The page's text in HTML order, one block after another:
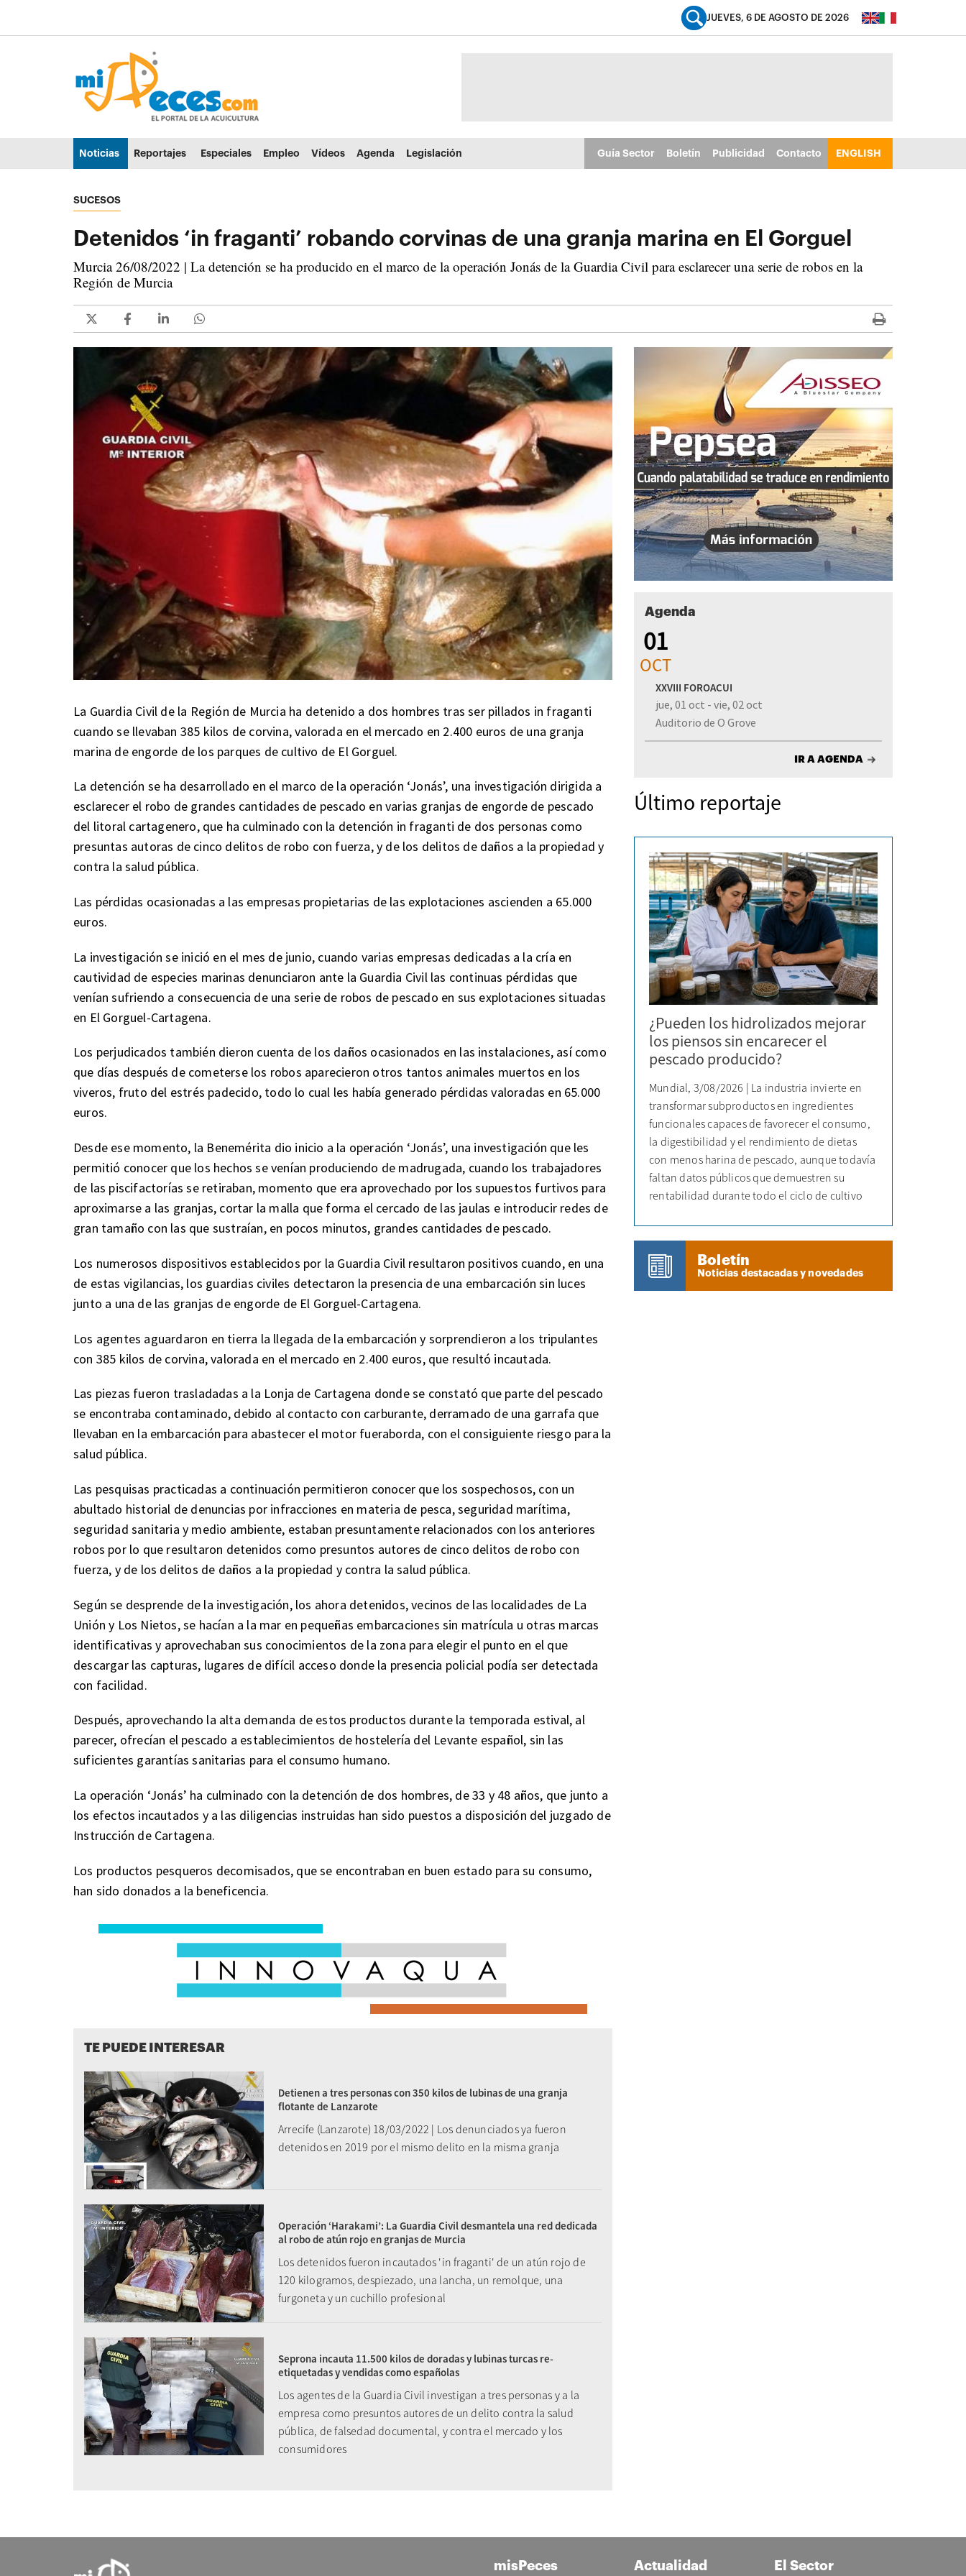
Ir al menú principal (alt + u)
JUEVES, 6 DE AGOSTO DE 2026
Noticias Reportajes Especiales Empleo Vídeos Agenda Legislación Guía Sector Boletín Publicidad Contacto ENGLISH
SUCESOS
Detenidos ‘in fraganti’ robando corvinas de una granja marina en El Gorguel
Murcia 26/08/2022 | La detención se ha producido en el marco de la operación Jonás de la Guardia Civil para esclarecer una serie de robos en la
Región de Murcia
La Guardia Civil de la Región de Murcia ha detenido a dos hombres tras ser pillados in fraganti
cuando se llevaban 385 kilos de corvina, valorada en el mercado en 2.400 euros de una granja
marina de engorde de los parques de cultivo de El Gorguel.
La detención se ha desarrollado en el marco de la operación ‘Jonás’, una investigación dirigida a
esclarecer el robo de grandes cantidades de pescado en varias granjas de engorde de pescado
del litoral cartagenero, que ha culminado con la detención in fraganti de dos personas como
presuntas autoras de cinco delitos de robo con fuerza, y de los delitos de daños a la propiedad y
contra la salud pública.
Las pérdidas ocasionadas a las empresas propietarias de las explotaciones ascienden a 65.000
euros.
La investigación se inició en el mes de junio, cuando varias empresas dedicadas a la cría en
cautividad de especies marinas denunciaron ante la Guardia Civil las continuas pérdidas que
venían sufriendo a consecuencia de una serie de robos de pescado en sus explotaciones situadas
en El Gorguel-Cartagena.
Los perjudicados también dieron cuenta de los daños ocasionados en las instalaciones, así como
que días después de cometerse los robos aparecieron otros tantos animales muertos en los
viveros, fruto del estrés padecido, todo lo cual les había generado pérdidas valoradas en 65.000
euros.
Desde ese momento, la Benemérita dio inicio a la operación ‘Jonás’, una investigación que les
permitió conocer que los hechos se venían produciendo de madrugada, cuando los trabajadores
de las piscifactorías se retiraban, momento que era aprovechado por los supuestos furtivos para
aproximarse a las granjas, cortar la malla que forma el cercado de las jaulas e introducir redes de
gran tamaño con las que sustraían, en pocos minutos, grandes cantidades de pescado.
Los numerosos dispositivos establecidos por la Guardia Civil resultaron positivos cuando, en una
de estas vigilancias, los guardias civiles detectaron la presencia de una embarcación sin luces
junto a una de las granjas de engorde de El Gorguel-Cartagena.
Los agentes aguardaron en tierra la llegada de la embarcación y sorprendieron a los tripulantes
con 385 kilos de corvina, valorada en el mercado en 2.400 euros, que resultó incautada.
Las piezas fueron trasladadas a la Lonja de Cartagena donde se constató que parte del pescado
se encontraba contaminado, debido al contacto con carburante, derramado de una garrafa que
llevaban en la embarcación para abastecer el motor fueraborda, con el consiguiente riesgo para la
salud pública.
Las pesquisas practicadas a continuación permitieron conocer que los sospechosos, con un
abultado historial de denuncias por infracciones en materia de pesca, seguridad marítima,
seguridad sanitaria y medio ambiente, estaban presuntamente relacionados con los anteriores
robos por lo que resultaron detenidos como presuntos autores de cinco delitos de robo con
fuerza, y de los delitos de daños a la propiedad y contra la salud pública.
Según se desprende de la investigación, los ahora detenidos, vecinos de las localidades de La
Unión y Los Nietos, se hacían a la mar en pequeñas embarcaciones sin matrícula u otras marcas
identificativas y aprovechaban sus conocimientos de la zona para elegir el punto en el que
descargar las capturas, lugares de difícil acceso donde la presencia policial podía ser detectada
con facilidad.
Después, aprovechando la alta demanda de estos productos durante la temporada estival, al
parecer, ofrecían el pescado a establecimientos de hostelería del Levante español, sin las
suficientes garantías sanitarias para el consumo humano.
La operación ‘Jonás’ ha culminado con la detención de dos hombres, de 33 y 48 años, que junto a
los efectos incautados y a las diligencias instruidas han sido puestos a disposición del juzgado de
Instrucción de Cartagena.
Los productos pesqueros decomisados, que se encontraban en buen estado para su consumo,
han sido donados a la beneficencia.
TE PUEDE INTERESAR
Detienen a tres personas con 350 kilos de lubinas de una granja
flotante de Lanzarote
Arrecife (Lanzarote) 18/03/2022 | Los denunciados ya fueron
detenidos en 2019 por el mismo delito en la misma granja
Operación ‘Harakami’: La Guardia Civil desmantela una red dedicada
al robo de atún rojo en granjas de Murcia
Los detenidos fueron incautados 'in fraganti' de un atún rojo de
120 kilogramos, despiezado, una lancha, un remolque, una
furgoneta y un cuchillo profesional
Seprona incauta 11.500 kilos de doradas y lubinas turcas re-
etiquetadas y vendidas como españolas
Los agentes de la Guardia Civil investigan a tres personas y a la
empresa como presuntos autores de un delito contra la salud
pública, de falsedad documental, y contra el mercado y los
consumidores
Agenda
01
OCT
XXVIII FOROACUI
jue, 01 oct - vie, 02 oct
Auditorio de O Grove
IR A AGENDA
Último reportaje
¿Pueden los hidrolizados mejorar
los piensos sin encarecer el
pescado producido?
Mundial, 3/08/2026 | La industria invierte en
transformar subproductos en ingredientes
funcionales capaces de favorecer el consumo,
la digestibilidad y el rendimiento de dietas
con menos harina de pescado, aunque todavía
faltan datos públicos que demuestren su
rentabilidad durante todo el ciclo de cultivo
Boletín
Noticias destacadas y novedades
misPeces Actualidad El Sector